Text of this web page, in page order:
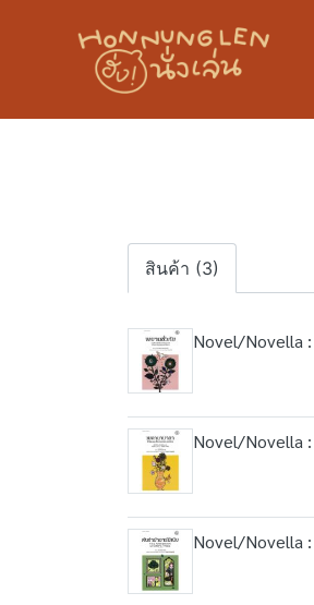
สินค้า (3)
Novel/Novella
Novel/Novella
Novel/Novella